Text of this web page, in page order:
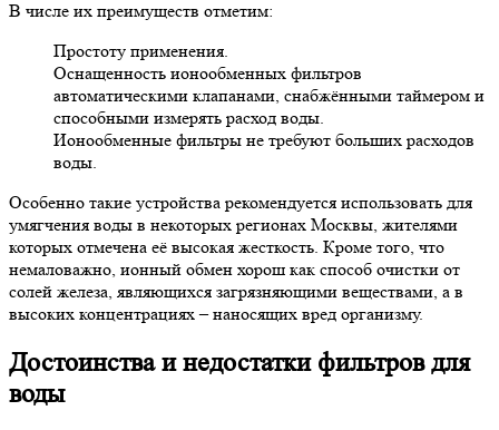
В числе их преимуществ отметим:
Простоту применения.
Оснащенность ионообменных фильтров
автоматическими клапанами, снабжёнными таймером и
способными измерять расход воды.
Ионообменные фильтры не требуют больших расходов
воды.
Особенно такие устройства рекомендуется использовать для
умягчения воды в некоторых регионах Москвы, жителями
которых отмечена её высокая жесткость. Кроме того, что
немаловажно, ионный обмен хорош как способ очистки от
солей железа, являющихся загрязняющими веществами, а в
высоких концентрациях – наносящих вред организму.
Достоинства и недостатки фильтров для
воды